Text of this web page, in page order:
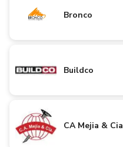
Bronco
Buildco
CA Mejia & Cia